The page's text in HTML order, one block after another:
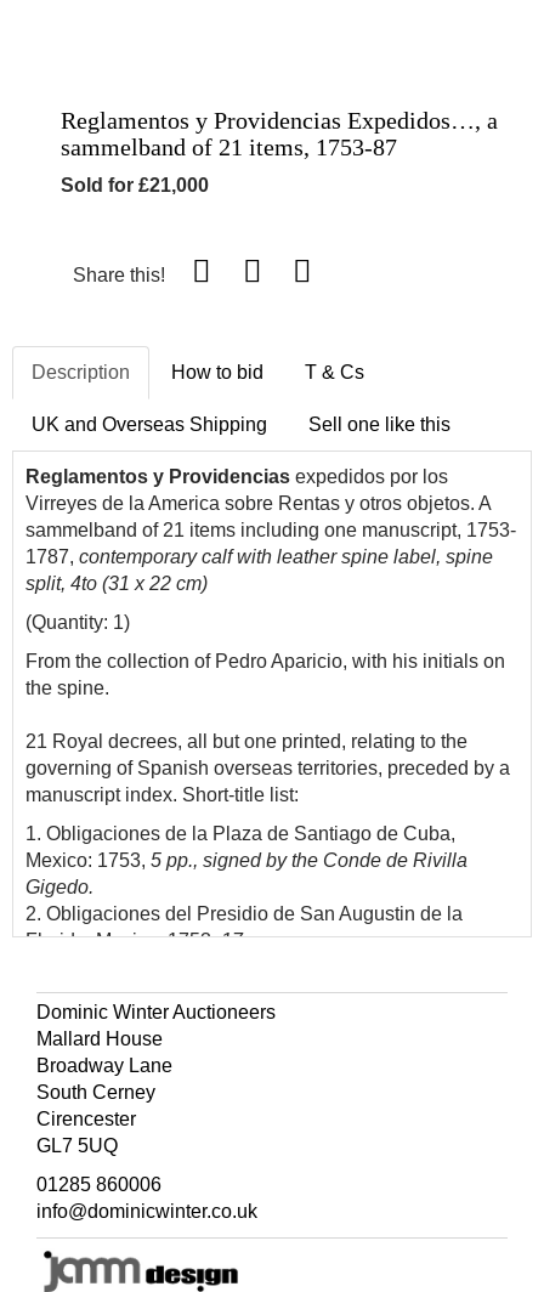
Reglamentos y Providencias Expedidos…, a
sammelband of 21 items, 1753-87
Sold for £21,000
Share this!
Description How to bid T & Cs
UK and Overseas Shipping Sell one like this
Reglamentos y Providencias expedidos por los
Virreyes de la America sobre Rentas y otros objetos. A
sammelband of 21 items including one manuscript, 1753-
1787, contemporary calf with leather spine label, spine
split, 4to (31 x 22 cm)
(Quantity: 1)
From the collection of Pedro Aparicio, with his initials on
the spine.
21 Royal decrees, all but one printed, relating to the
governing of Spanish overseas territories, preceded by a
manuscript index. Short-title list:
1. Obligaciones de la Plaza de Santiago de Cuba,
Mexico: 1753, 5 pp., signed by the Conde de Rivilla
Gigedo.
2. Obligaciones del Presidio de San Augustin de la
Florida, Mexico: 1753,17 pp.
Valdivia, Lima: 1753,13 pp.
4. Reglamento… Plazas de la Frontera de la
Concepcion, Valparaiso y Chiloe del Reyno de Chile, y
de las Islas Juan Fernandez. Lima: 1753,
5. Ordenanzas de la Compañia de Comercio... Ciudad de
Manila, Manila: 1755,
6. Ordenanza… en la Capital de Manila en el recivo,
estancia y tornabuelta de los sangleyes infieles que del
Reyno de China vengan a comerciar, Manila: 1756,
pp.
7. Maestros de Navios.... (sobre) Empleos, y los
Marineros, y Passageros…, Cadiz: [c.1755],
Dominic Winter Auctioneers
Mallard House
Broadway Lane
South Cerney
Cirencester
GL7 5UQ
01285 860006
info@dominicwinter.co.uk